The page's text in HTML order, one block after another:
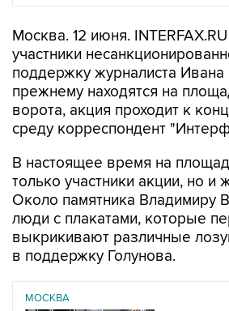
Москва. 12 июня.
участники
поддержку журналиста Ивана
прежнему находятся на
ворота, акция проходит к
среду корреспондент
В настоящее время на
только участники акции, но и
Около памятника Владимиру
люди с плакатами, которые
выкрикивают различные
в поддержку Голунова.
МОСКВА